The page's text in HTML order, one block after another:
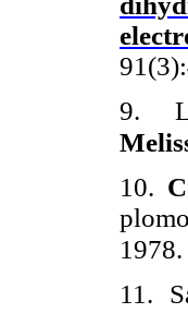
9.
10.
1978.
11.